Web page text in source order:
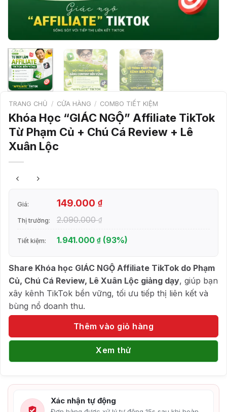
TRANG CHỦ / CỬA HÀNG / COMBO TIẾT KIỆM
Khóa Học “GIÁC NGỘ” Affiliate TikTok
Từ Phạm Củ + Chú Cá Review + Lê
Xuân Lộc
Giá: 149.000 ₫
Thị trường: 2.090.000₫
Tiết kiệm: 1.941.000 ₫ (93%)
Share Khóa học GIÁC NGỘ Affiliate TikTok do Phạm
Củ, Chú Cá Review, Lê Xuân Lộc giảng dạy, giúp bạn
xây kênh TikTok bền vững, tối ưu tiếp thị liên kết và
bùng nổ doanh thu.
Thêm vào giỏ hàng
Xem thử
Xác nhận tự động